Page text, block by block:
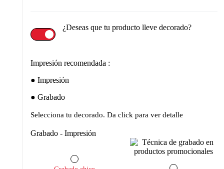
¿Deseas que tu producto lleve decorado?
Impresión recomendada :
Impresión
Grabado
Selecciona tu decorado. Da click para ver detalle
Grabado - Impresión